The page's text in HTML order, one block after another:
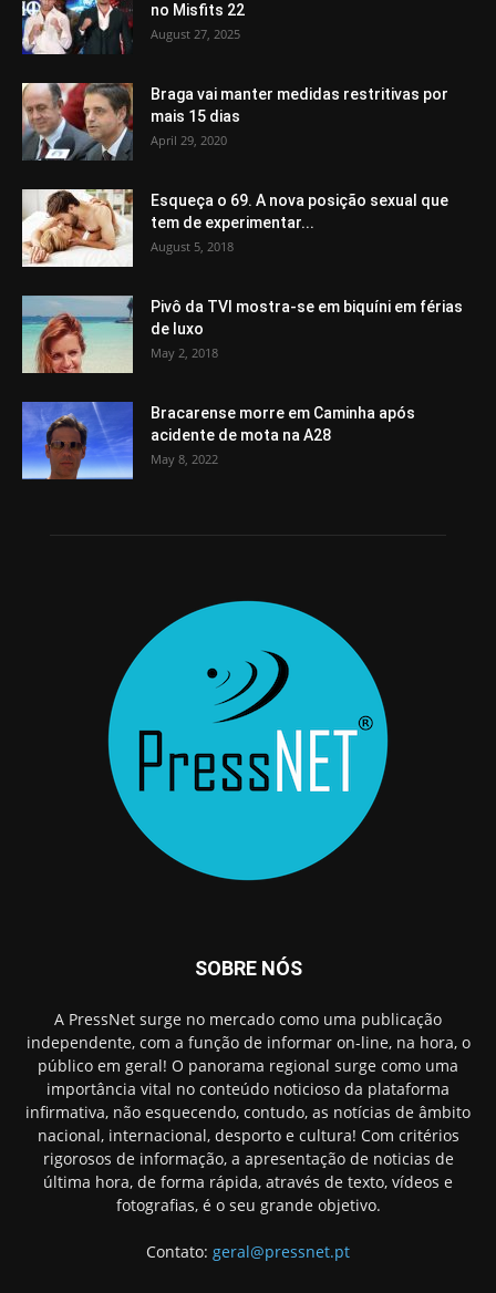
no Misfits 22
August 27, 2025
Braga vai manter medidas restritivas por
mais 15 dias
April 29, 2020
Esqueça o 69. A nova posição sexual que
tem de experimentar...
August 5, 2018
Pivô da TVI mostra-se em biquíni em férias
de luxo
May 2, 2018
Bracarense morre em Caminha após
acidente de mota na A28
May 8, 2022
SOBRE NÓS
A PressNet surge no mercado como uma publicação
independente, com a função de informar on-line, na hora, o
público em geral! O panorama regional surge como uma
importância vital no conteúdo noticioso da plataforma
infirmativa, não esquecendo, contudo, as notícias de âmbito
nacional, internacional, desporto e cultura! Com critérios
rigorosos de informação, a apresentação de noticias de
última hora, de forma rápida, através de texto, vídeos e
fotografias, é o seu grande objetivo.
Contato: geral@pressnet.pt